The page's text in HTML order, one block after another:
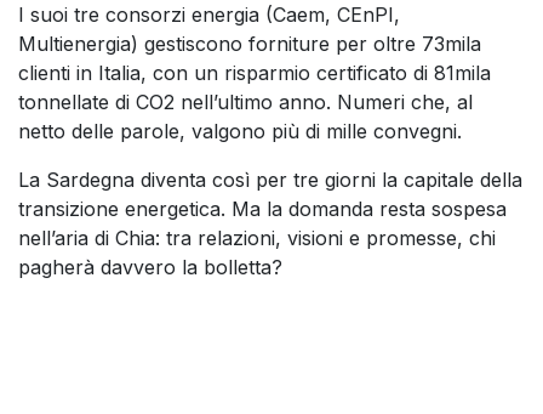
I suoi tre consorzi energia (Caem, CEnPI,
Multienergia) gestiscono forniture per oltre 73mila
clienti in Italia, con un risparmio certificato di 81mila
tonnellate di CO2 nell’ultimo anno. Numeri che, al
netto delle parole, valgono più di mille convegni.
La Sardegna diventa così per tre giorni la capitale della
transizione energetica. Ma la domanda resta sospesa
nell’aria di Chia: tra relazioni, visioni e promesse, chi
pagherà davvero la bolletta?